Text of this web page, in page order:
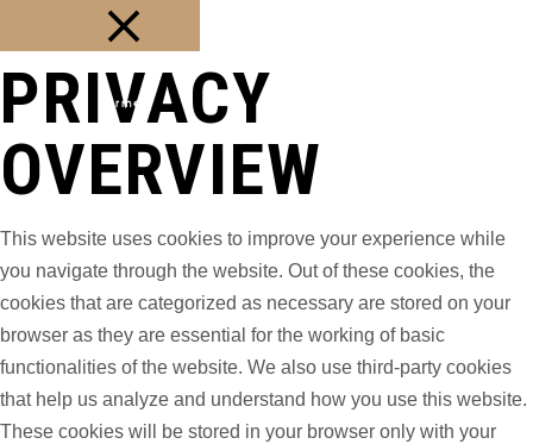
Fermer
PRIVACY
OVERVIEW
This website uses cookies to improve your experience while
you navigate through the website. Out of these cookies, the
cookies that are categorized as necessary are stored on your
browser as they are essential for the working of basic
functionalities of the website. We also use third-party cookies
that help us analyze and understand how you use this website.
These cookies will be stored in your browser only with your